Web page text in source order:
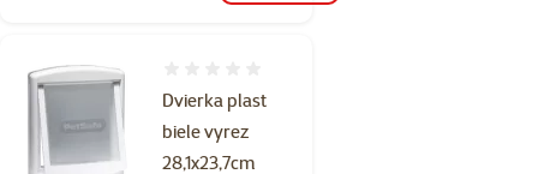
Dvierka plast
biele vyrez
28,1x23,7cm